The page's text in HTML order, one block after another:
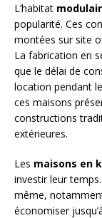
L’habitat
popularité. Ces
montées sur site
La fabrication en
que le délai de
location pendant
ces maisons
constructions
extérieures.
Les maisons en
investir leur
même,
économiser